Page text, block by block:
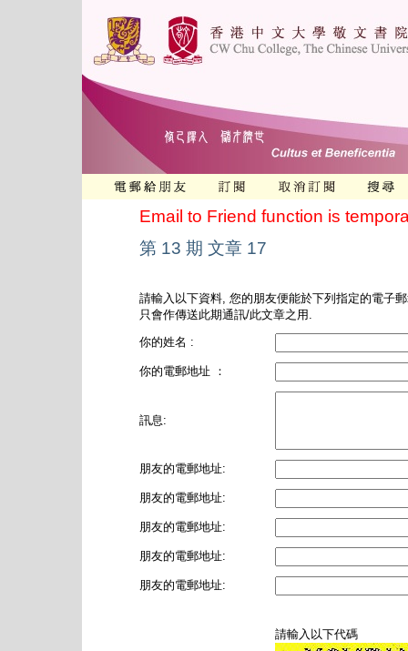
Email to Friend function is
第 13 期 文章 17
請輸入以下資料, 您的朋友便能於下列指定的電子
只會作傳送此期通訊/此文章之用.
你的姓名 :
你的電郵地址 ：
訊息:
朋友的電郵地址:
朋友的電郵地址:
朋友的電郵地址:
朋友的電郵地址:
朋友的電郵地址:
請輸入以下代碼